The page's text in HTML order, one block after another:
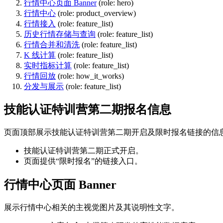
行情中心页面 Banner (role: hero)
行情中心 (role: product_overview)
行情接入 (role: feature_list)
历史行情存储与查询 (role: feature_list)
行情合并和清洗 (role: feature_list)
K 线计算 (role: feature_list)
实时指标计算 (role: feature_list)
行情回放 (role: how_it_works)
分发与展示 (role: feature_list)
技能认证特训营第二期报名信息
页面顶部展示技能认证特训营第二期开启及限时报名链接的信
技能认证特训营第二期正式开启。
页面提供“限时报名”的链接入口。
行情中心页面 Banner
展示行情中心相关的主视觉图片及其说明性文字。